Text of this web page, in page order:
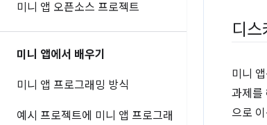
미니 앱 오픈소스 프로젝트
미니 앱에서 배우기
미니 앱 프로그래밍 방식
예시 프로젝트에 미니 앱 프로그래
디스
미니
과제를
으로